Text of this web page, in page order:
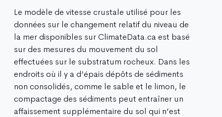
Le modèle de vitesse crustale utilisé pour les
données sur le changement relatif du niveau de
la mer disponibles sur ClimateData.ca est basé
sur des mesures du mouvement du sol
effectuées sur le substratum rocheux. Dans les
endroits où il y a d’épais dépôts de sédiments
non consolidés, comme le sable et le limon, le
compactage des sédiments peut entraîner un
affaissement supplémentaire du sol qui n’est